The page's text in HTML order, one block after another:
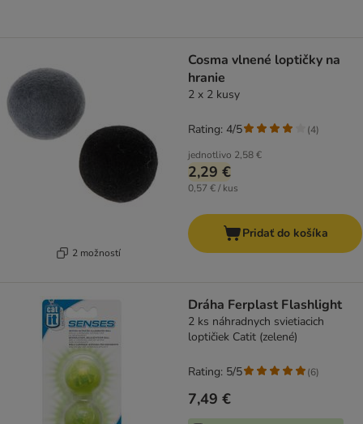
2 možností
Cosma vlnené loptičky na
hranie
2 x 2 kusy
jednotlivo 2,58 €
2,29 €
0,57 € / kus
Rating: 4/5 (4)
Pridať do košíka
Dráha Ferplast Flashlight
2 ks náhradnych svietiacich
loptičiek Catit (zelené)
7,49 €
Rating: 5/5 (6)